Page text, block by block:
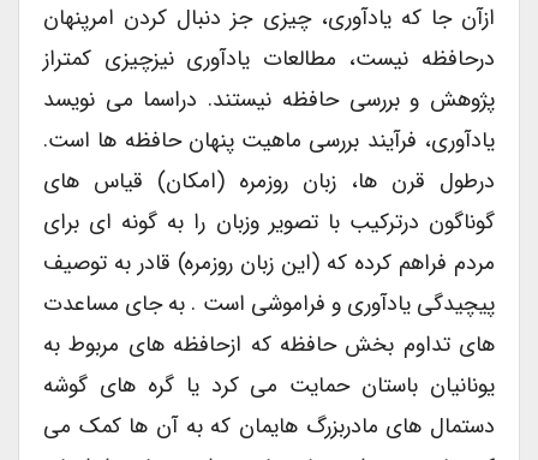
ازآن جا که یادآوری، چیزی جز دنبال کردن امرپنهان
درحافظه نیست، مطالعات یادآوری نیزچیزی کمتراز
پژوهش و بررسی حافظه نیستند. دراسما می نویسد
یادآوری، فرآیند بررسی ماهیت پنهان حافظه ها است.
درطول قرن ها، زبان روزمره (امکان) قیاس های
گوناگون درترکیب با تصویر وزبان را به گونه ای برای
مردم فراهم کرده که (این زبان روزمره) قادر به توصیف
پیچیدگی یادآوری و فراموشی است . به جای مساعدت
های تداوم بخش حافظه که ازحافظه های مربوط به
یونانیان باستان حمایت می کرد یا گره های گوشه
دستمال های مادربزرگ هایمان که به آن ها کمک می